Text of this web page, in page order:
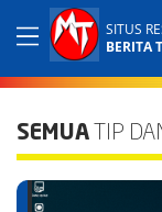
SITUS
BERITA
SEMUA TIP